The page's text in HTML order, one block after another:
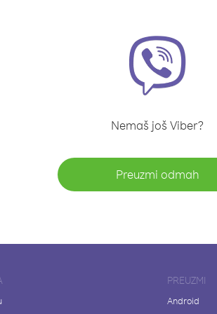
Nemaš još Viber?
Preuzmi odmah
PREUZMI
Android